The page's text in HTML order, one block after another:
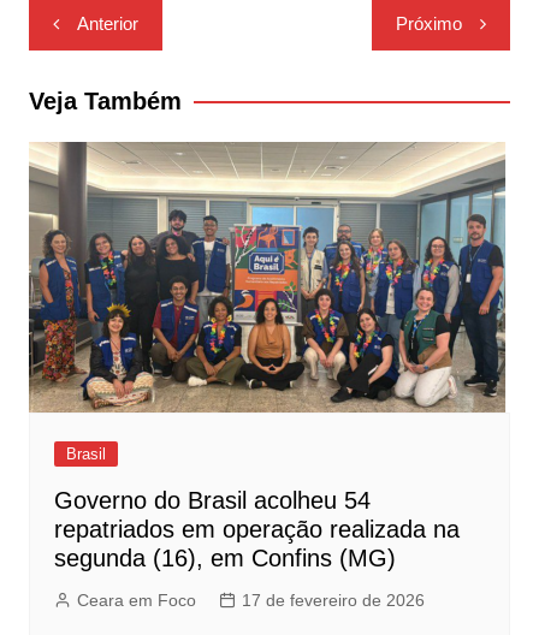
Navegação
de
Post
Anterior Próximo
Veja Também
Brasil
Governo do Brasil acolheu 54
repatriados em operação realizada na
segunda (16), em Confins (MG)
Ceara em Foco 17 de fevereiro de 2026